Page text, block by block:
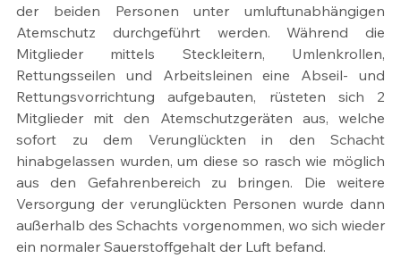
der beiden Personen unter umluftunabhängigen
Atemschutz durchgeführt werden. Während die
Mitglieder mittels Steckleitern, Umlenkrollen,
Rettungsseilen und Arbeitsleinen eine Abseil- und
Rettungsvorrichtung aufgebauten, rüsteten sich 2
Mitglieder mit den Atemschutzgeräten aus, welche
sofort zu dem Verunglückten in den Schacht
hinabgelassen wurden, um diese so rasch wie möglich
aus den Gefahrenbereich zu bringen. Die weitere
Versorgung der verunglückten Personen wurde dann
außerhalb des Schachts vorgenommen, wo sich wieder
ein normaler Sauerstoffgehalt der Luft befand.